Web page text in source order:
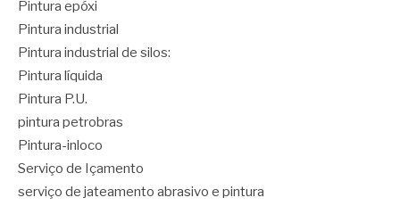
Pintura epóxi
Pintura industrial
Pintura industrial de silos:
Pintura líquida
Pintura P.U.
pintura petrobras
Pintura-inloco
Serviço de Içamento
serviço de jateamento abrasivo e pintura